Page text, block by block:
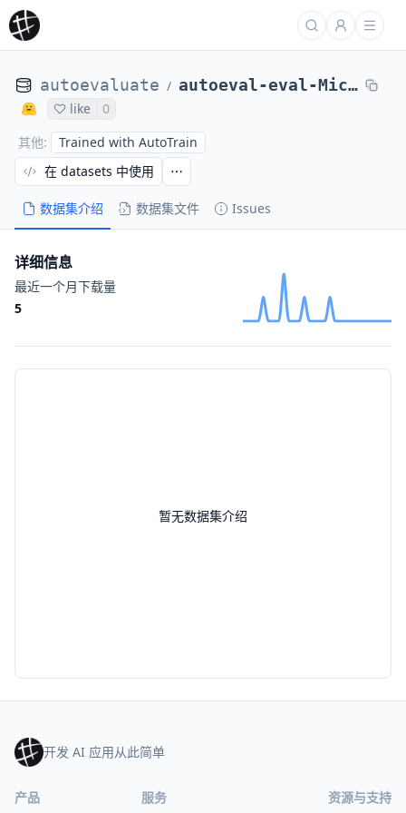
autoevaluate / autoeval-eval-MicPie__QA_bias-v2_TEST-MicPie__QA_bias-v2_TEST-e54ae6-1669159074
like
0
其他: Trained with AutoTrain
数据集介绍 数据集文件 Issues
在 datasets 中使用
暂无数据集介绍
详细信息
最近一个月下载量
5
开发 AI 应用从此简单
产品 服务 资源与支持